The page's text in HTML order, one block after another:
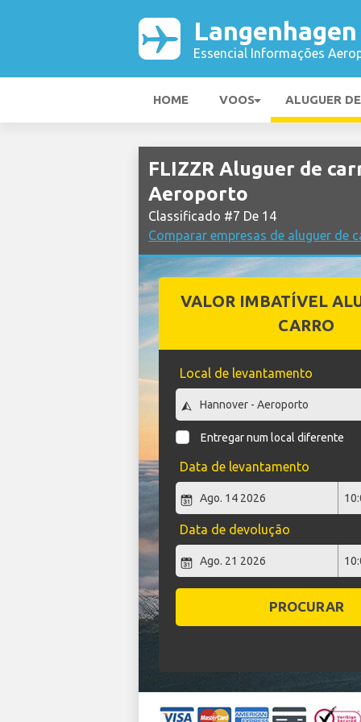
Essencial Informações
HOME VOOS ALUGUER
FLIZZR Aluguer de
Aeroporto
Classificado #7 De 14
Comparar empresas de aluguer de
VALOR IMBATÍVEL
CARRO
Local de levantamento
Entregar num local diferente
Data de levantamento
Data de devolução
PROCURAR